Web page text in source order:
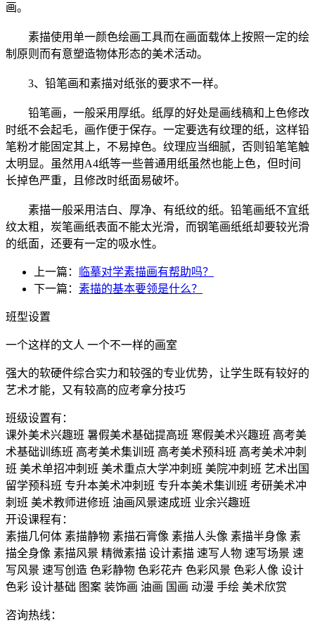
画。
素描使用单一颜色绘画工具而在画面载体上按照一定的绘
制原则而有意塑造物体形态的美术活动。
3、铅笔画和素描对纸张的要求不一样。
铅笔画，一般采用厚纸。纸厚的好处是画线稿和上色修改
时纸不会起毛，画作便于保存。一定要选有纹理的纸，这样铅
笔粉才能固定其上，不易掉色。纹理应当细腻，否则铅笔笔触
太明显。虽然用A4纸等一些普通用纸虽然也能上色，但时间
长掉色严重，且修改时纸面易破坏。
素描一般采用洁白、厚净、有纸纹的纸。铅笔画纸不宜纸
纹太粗，炭笔画纸表面不能太光滑，而钢笔画纸纸却要较光滑
的纸面，还要有一定的吸水性。
上一篇：
临摹对学素描画有帮助吗？
下一篇： 素描的基本要领是什么？
班型设置
一个这样的文人 一个不一样的画室
强大的软硬件综合实力和较强的专业优势，让学生既有较好的
艺术才能，又有较高的应考拿分技巧
班级设置有：
课外美术兴趣班 暑假美术基础提高班 寒假美术兴趣班 高考美
术基础训练班 高考美术集训班 高考美术预科班 高考美术冲刺
班 美术单招冲刺班 美术重点大学冲刺班 美院冲刺班 艺术出国
留学预科班 专升本美术冲刺班 专升本美术集训班 考研美术冲
刺班 美术教师进修班 油画风景速成班 业余兴趣班
开设课程有：
素描几何体 素描静物 素描石膏像 素描人头像 素描半身像 素
描全身像 素描风景 精微素描 设计素描 速写人物 速写场景 速
写风景 速写创造 色彩静物 色彩花卉 色彩风景 色彩人像 设计
色彩 设计基础 图案 装饰画 油画 国画 动漫 手绘 美术欣赏
咨询热线：